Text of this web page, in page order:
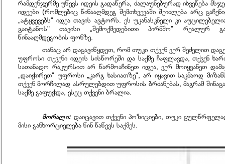
რამდენჯერმე უწევს იდეის გადაწერა, ძალაუნებურად იხვეწება
იდეები (რომლებიც წინააღმდეგ შემთხვევაში შეიძლება არც
„ატყვევებს" იდეა თავის ავტორს. ეს უკანასკნელი კი
გაიტანოს" თავისი „შემოქმედებითი პირმშო" რეალურ
წინააღმდეგობის ფონზე.
თანაც არ დაგავიწყდეთ, რომ თუკი თქვენ ვერ შეძელით
უფროსი თქვენი იდეის სისწორეში და საქმე ჩაფლავდა, თქვენ
სათანადო რაკურსით არ წარმოაჩინეთ იდეა, ვერ მოიყვანეთ
„დაიჭირეთ" უფროსი „კარგ ხასიათზე", არ იყავით საკმაოდ
თქვენ მორჩილად ასრულებდით უფროსის ბრძანებას, მაგრამ
საქმე გაფუჭდა, ესეც თქვენი ბრალია.
მორალი: დაიცავით თქვენი პოზიციები, თუკი
მისი განხორციელება წინ წაწევს საქმეს.